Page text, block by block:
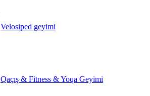
Velosiped geyimi
Qaçış & Fitness & Yoqa Geyimi